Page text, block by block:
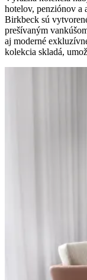
hotelov, penziónov
Birkbeck sú
prešívaným
aj moderné
kolekcia skladá,